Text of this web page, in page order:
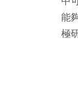
能
極